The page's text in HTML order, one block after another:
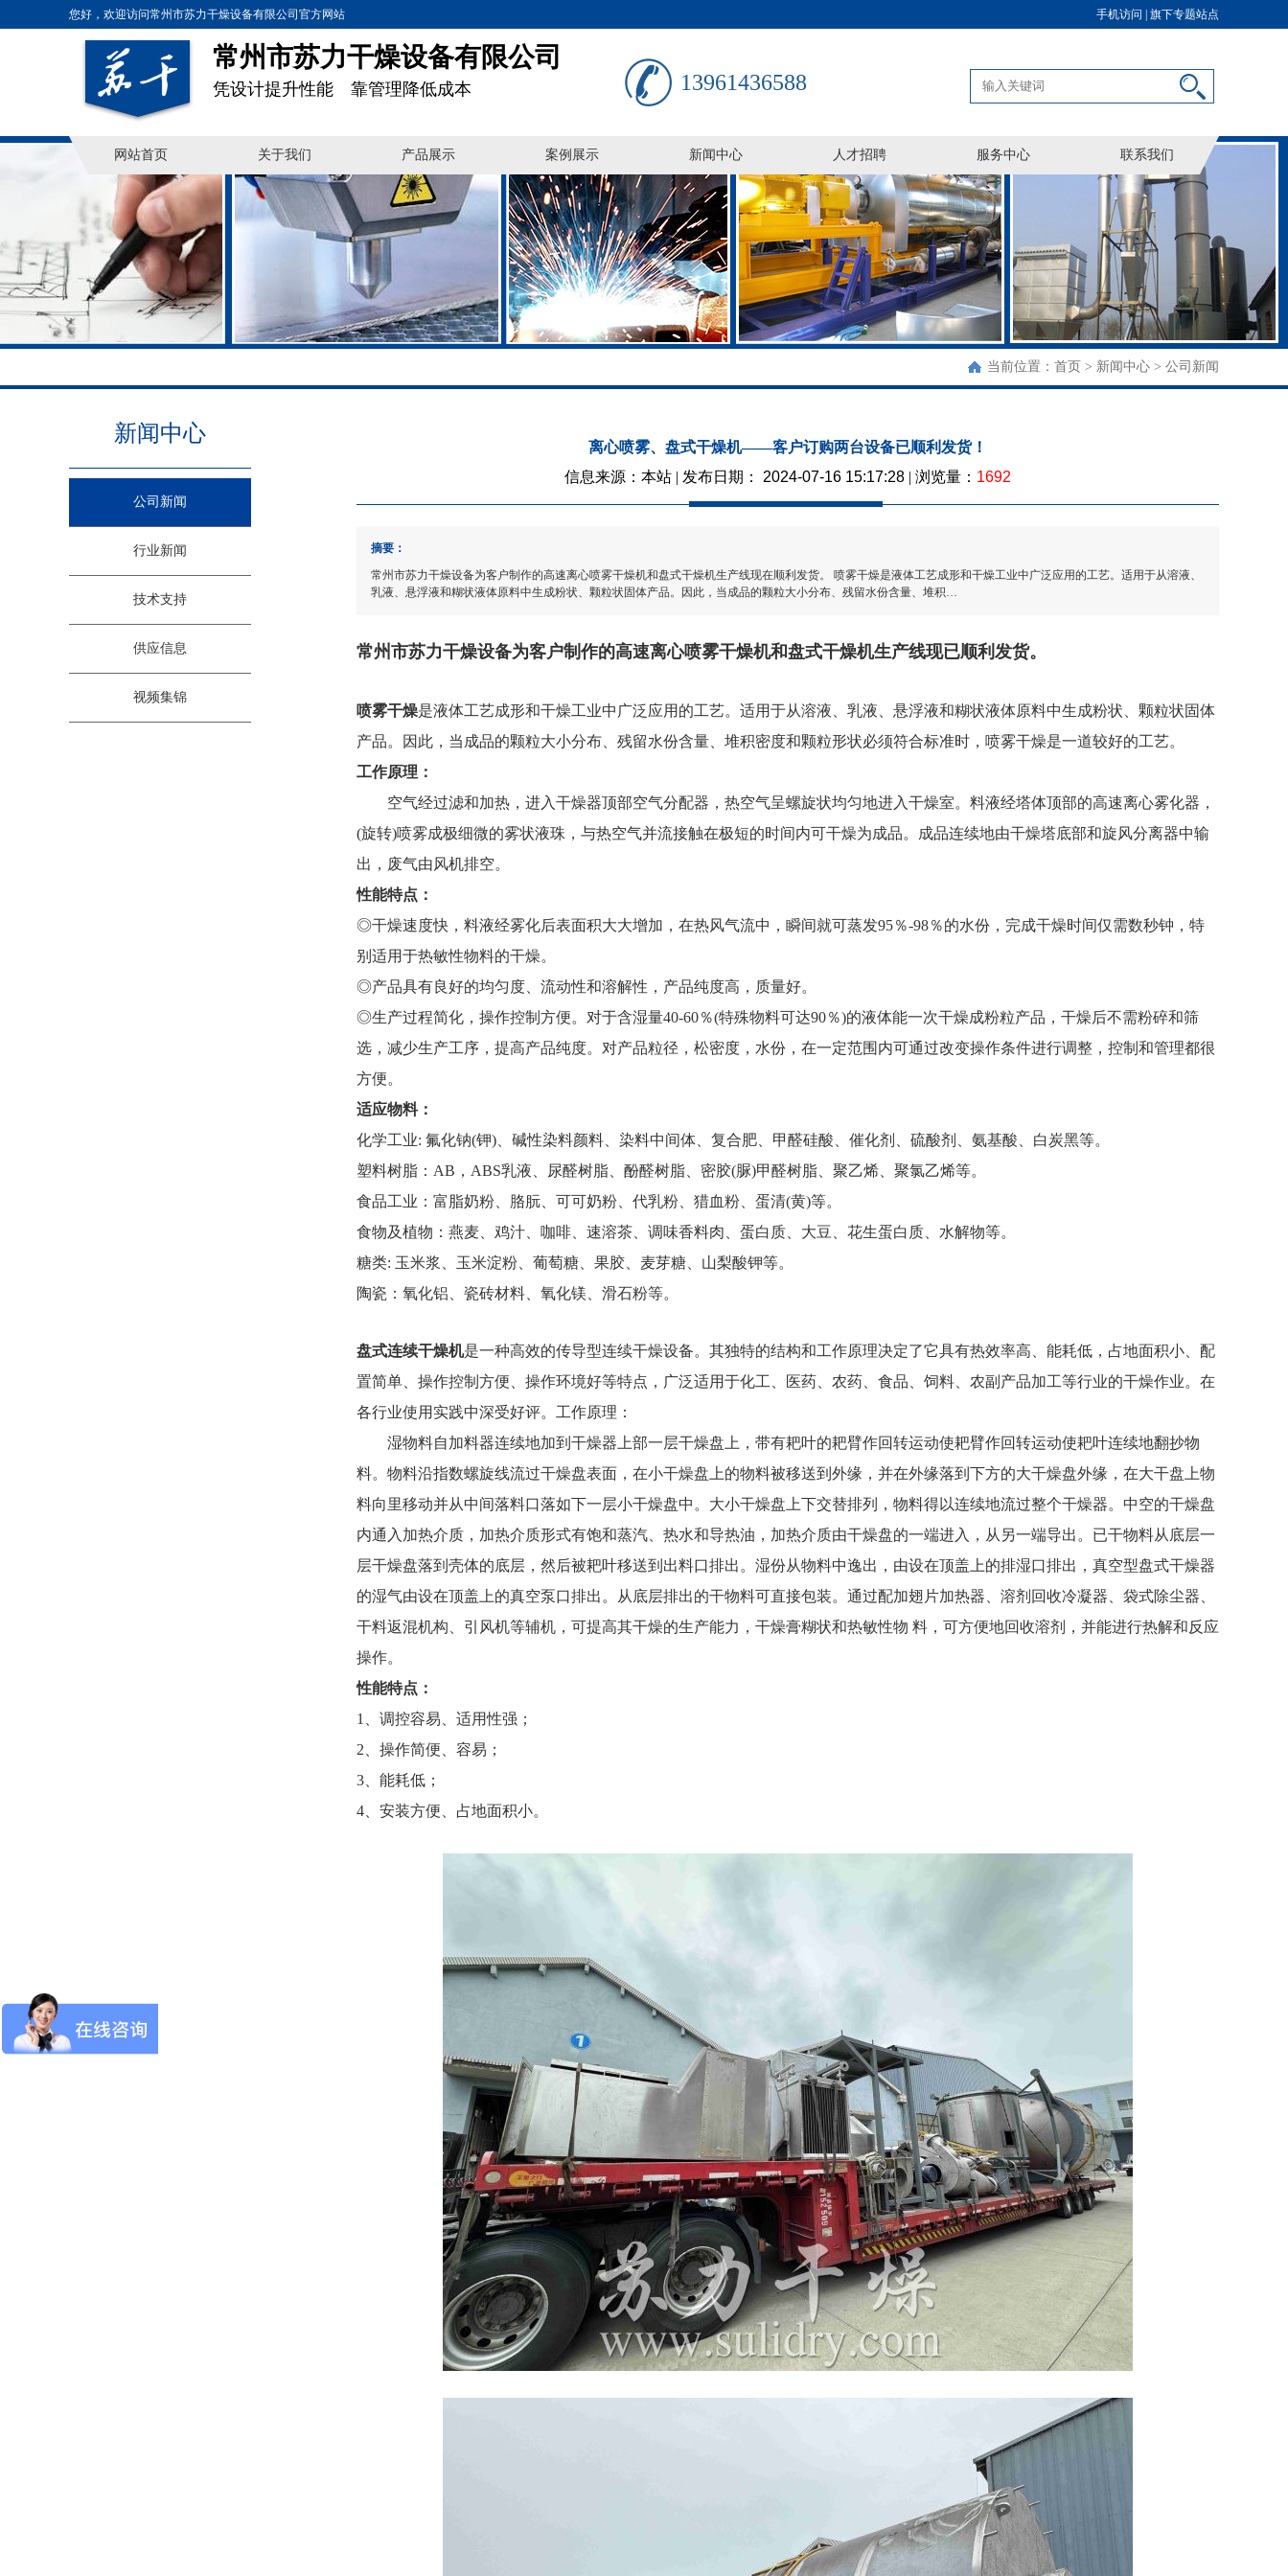
旗下专题站点
手机访问 |
您好，欢迎访问常州市苏力干燥设备有限公司官方网站
常州市苏力干燥设备有限公司
凭设计提升性能 靠管理降低成本 13961436588
网站首页 关于我们 产品展示 案例展示 新闻中心 人才招聘 服务中心 联系我们
当前位置： 首页 > 新闻中心 > 公司新闻
新闻中心
公司新闻
行业新闻
技术支持
供应信息
视频集锦
离心喷雾、盘式干燥机——客户订购两台设备已顺利发货！
信息来源：本站 | 发布日期： 2024-07-16 15:17:28 | 浏览量： 1692
摘要：
常州市苏力干燥设备为客户制作的高速离心喷雾干燥机和盘式干燥机生产线现在顺利发货。 喷雾干燥是液体工艺成形和干燥工业中广泛应用的工艺。适用于从溶液、
乳液、悬浮液和糊状液体原料中生成粉状、颗粒状固体产品。因此，当成品的颗粒大小分布、残留水份含量、堆积…
常州市苏力干燥设备为客户制作的高速离心喷雾干燥机和盘式干燥机生产线现已顺利发货。
喷雾干燥是液体工艺成形和干燥工业中广泛应用的工艺。适用于从溶液、乳液、悬浮液和糊状液体原料中生成粉状、颗粒状固体
产品。因此，当成品的颗粒大小分布、残留水份含量、堆积密度和颗粒形状必须符合标准时，喷雾干燥是一道较好的工艺。
工作原理：
空气经过滤和加热，进入干燥器顶部空气分配器，热空气呈螺旋状均匀地进入干燥室。料液经塔体顶部的高速离心雾化器，
(旋转)喷雾成极细微的雾状液珠，与热空气并流接触在极短的时间内可干燥为成品。成品连续地由干燥塔底部和旋风分离器中输
出，废气由风机排空。
性能特点：
◎干燥速度快，料液经雾化后表面积大大增加，在热风气流中，瞬间就可蒸发95％-98％的水份，完成干燥时间仅需数秒钟，特
别适用于热敏性物料的干燥。
◎产品具有良好的均匀度、流动性和溶解性，产品纯度高，质量好。
◎生产过程简化，操作控制方便。对于含湿量40-60％(特殊物料可达90％)的液体能一次干燥成粉粒产品，干燥后不需粉碎和筛
选，减少生产工序，提高产品纯度。对产品粒径，松密度，水份，在一定范围内可通过改变操作条件进行调整，控制和管理都很
方便。
适应物料：
化学工业: 氟化钠(钾)、碱性染料颜料、染料中间体、复合肥、甲醛硅酸、催化剂、硫酸剂、氨基酸、白炭黑等。
塑料树脂：AB，ABS乳液、尿醛树脂、酚醛树脂、密胶(脲)甲醛树脂、聚乙烯、聚氯乙烯等。
食品工业：富脂奶粉、胳朊、可可奶粉、代乳粉、猎血粉、蛋清(黄)等。
食物及植物：燕麦、鸡汁、咖啡、速溶茶、调味香料肉、蛋白质、大豆、花生蛋白质、水解物等。
糖类: 玉米浆、玉米淀粉、葡萄糖、果胶、麦芽糖、山梨酸钾等。
陶瓷：氧化铝、瓷砖材料、氧化镁、滑石粉等。
盘式连续干燥机是一种高效的传导型连续干燥设备。其独特的结构和工作原理决定了它具有热效率高、能耗低，占地面积小、配
置简单、操作控制方便、操作环境好等特点，广泛适用于化工、医药、农药、食品、饲料、农副产品加工等行业的干燥作业。在
各行业使用实践中深受好评。工作原理：
湿物料自加料器连续地加到干燥器上部一层干燥盘上，带有耙叶的耙臂作回转运动使耙臂作回转运动使耙叶连续地翻抄物
料。物料沿指数螺旋线流过干燥盘表面，在小干燥盘上的物料被移送到外缘，并在外缘落到下方的大干燥盘外缘，在大干盘上物
料向里移动并从中间落料口落如下一层小干燥盘中。大小干燥盘上下交替排列，物料得以连续地流过整个干燥器。中空的干燥盘
内通入加热介质，加热介质形式有饱和蒸汽、热水和导热油，加热介质由干燥盘的一端进入，从另一端导出。已干物料从底层一
层干燥盘落到壳体的底层，然后被耙叶移送到出料口排出。湿份从物料中逸出，由设在顶盖上的排湿口排出，真空型盘式干燥器
的湿气由设在顶盖上的真空泵口排出。从底层排出的干物料可直接包装。通过配加翅片加热器、溶剂回收冷凝器、袋式除尘器、
干料返混机构、引风机等辅机，可提高其干燥的生产能力，干燥膏糊状和热敏性物 料，可方便地回收溶剂，并能进行热解和反应
操作。
性能特点：
1、调控容易、适用性强；
2、操作简便、容易；
3、能耗低；
4、安装方便、占地面积小。